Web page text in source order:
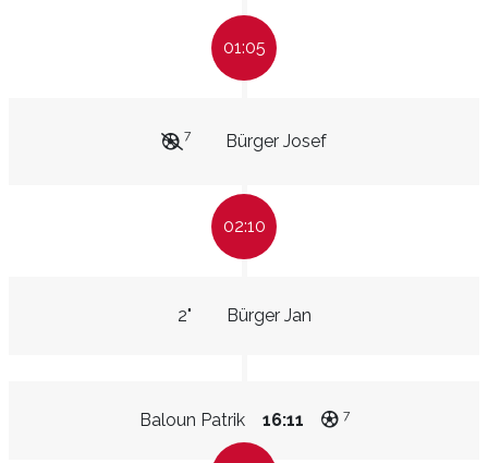
01:05
Bürger Josef
7
02:10
Bürger Jan
2"
Baloun Patrik 16:11 7